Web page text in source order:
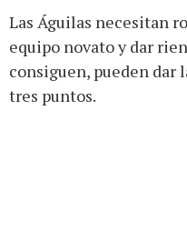
Las Águilas necesitan
equipo novato y dar
consiguen, pueden dar
tres puntos.